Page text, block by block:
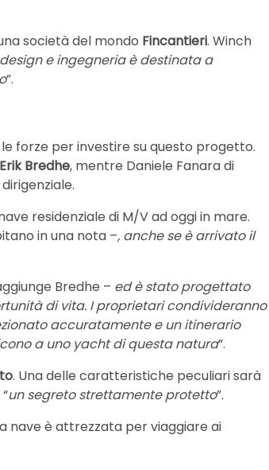
società del mondo Fincantieri. Winch
e ingegneria è destinata a
”.
forze per investire su questo progetto.
Erik Bredhe, mentre Daniele Fanara di
residenziale di M/V ad oggi in mare.
in una nota –, anche se è arrivato il
Bredhe – ed è stato progettato
di vita. I proprietari condivideranno
accuratamente e un itinerario
a uno yacht di questa natura”.
. Una delle caratteristiche peculiari sarà
un segreto strettamente protetto”.
nave è attrezzata per viaggiare ai